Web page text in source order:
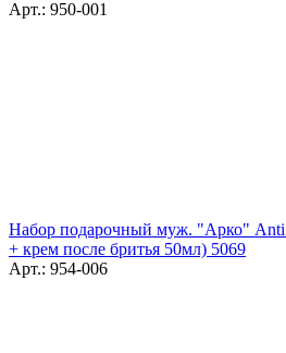
Арт.: 950-001
Набор подарочный муж. "Арко" Anti
+ крем после бритья 50мл) 5069
Арт.: 954-006